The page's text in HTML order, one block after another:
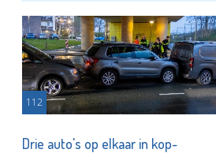
112
Drie auto's op elkaar in kop-